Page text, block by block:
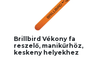
Brillbird Vékony fa
reszelő, manikűrhöz,
keskeny helyekhez